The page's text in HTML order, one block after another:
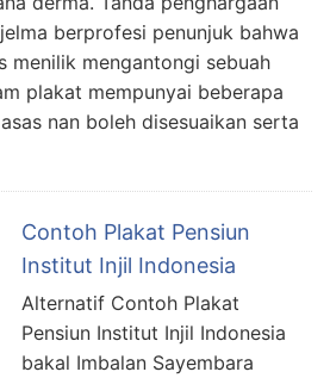
berprofesi penunjuk bahwa
menilik mengantongi sebuah
plakat mempunyai beberapa
nan boleh disesuaikan serta
Contoh Plakat Pensiun
Institut Injil Indonesia
Alternatif Contoh Plakat
Pensiun Institut Injil Indonesia
bakal Imbalan Sayembara